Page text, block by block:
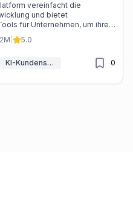
vereinfacht die
und bietet
für Unternehmen, um ihre
5.0
KI-Kundenservice-Assistent 0